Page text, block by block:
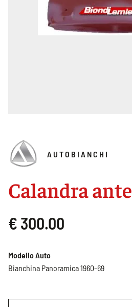
AUTOBIANCHI
Calandra
€ 300.00
Modello Auto
Bianchina Panoramica 1960-69